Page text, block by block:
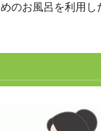
のお風呂を利用